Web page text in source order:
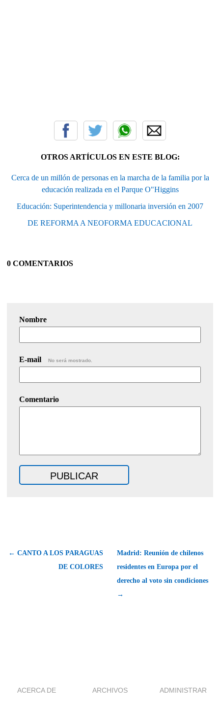
OTROS ARTÍCULOS EN ESTE BLOG:
Cerca de un millón de personas en la marcha de la familia por la
educación realizada en el Parque O"Higgins
Educación: Superintendencia y millonaria inversión en 2007
DE REFORMA A NEOFORMA EDUCACIONAL
0 COMENTARIOS
Nombre
E-mail No será mostrado.
Comentario
← CANTO A LOS PARAGUAS
DE COLORES
Madrid: Reunión de chilenos
residentes en Europa por el
derecho al voto sin condiciones
→
ACERCA DE ARCHIVOS ADMINISTRAR